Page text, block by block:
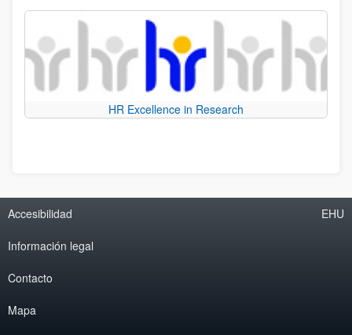
HR Excellence in Research
Accesibilidad
Información legal
Contacto
Mapa
EHU